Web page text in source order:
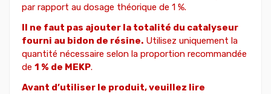
par rapport au dosage théorique de 1 %.
Il ne faut pas ajouter la totalité du catalyseur
fourni au bidon de résine. Utilisez uniquement la
quantité nécessaire selon la proportion recommandée
de 1 % de MEKP.
Avant d’utiliser le produit, veuillez lire